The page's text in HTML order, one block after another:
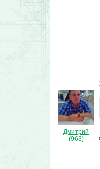
Дмитрий
(963)